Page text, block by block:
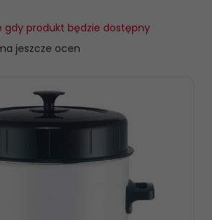
gdy produkt będzie dostępny
jeszcze ocen